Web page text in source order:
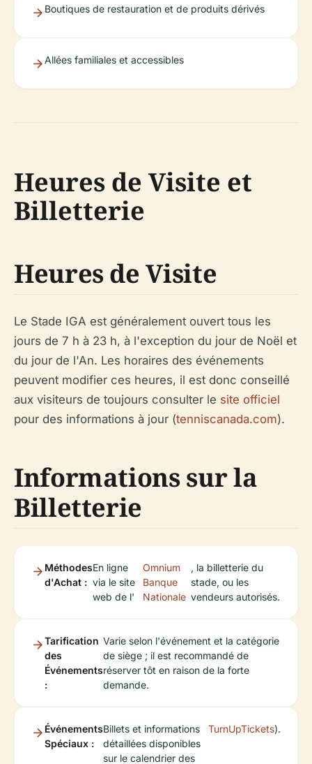
Boutiques de restauration et de produits dérivés
Allées familiales et accessibles
Heures de Visite et
Billetterie
Heures de Visite
Le Stade IGA est généralement ouvert tous les
jours de 7 h à 23 h, à l'exception du jour de Noël et
du jour de l'An. Les horaires des événements
peuvent modifier ces heures, il est donc conseillé
aux visiteurs de toujours consulter le site officiel
pour des informations à jour (tenniscanada.com).
Informations sur la
Billetterie
Méthodes
d'Achat :
En ligne
via le site
web de l'
Omnium
Banque
Nationale
, la billetterie du
stade, ou les
vendeurs autorisés.
Tarification
des
Événements
:
Varie selon l'événement et la catégorie
de siège ; il est recommandé de
réserver tôt en raison de la forte
demande.
Événements
Spéciaux :
Billets et informations
détaillées disponibles
sur le calendrier des
TurnUpTickets).